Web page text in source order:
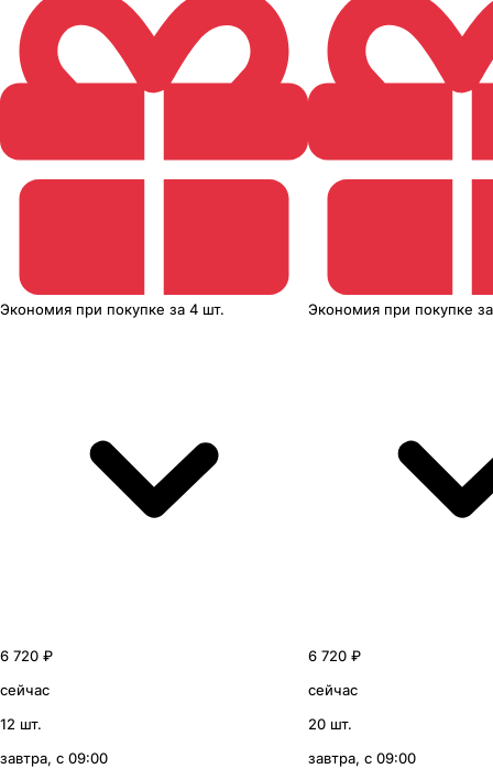
Экономия при покупке за 4 шт.
6 720 ₽
сейчас
12 шт.
завтра, с 09:00
Экономия при покупке
6 720 ₽
сейчас
20 шт.
завтра, с 09:00